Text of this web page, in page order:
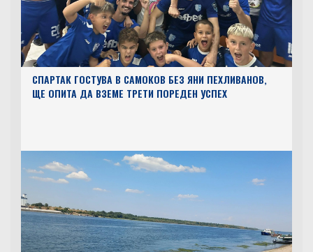
СПАРТАК ГОСТУВА В САМОКОВ БЕЗ ЯНИ ПЕХЛИВАНОВ,
ЩЕ ОПИТА ДА ВЗЕМЕ ТРЕТИ ПОРЕДЕН УСПЕХ